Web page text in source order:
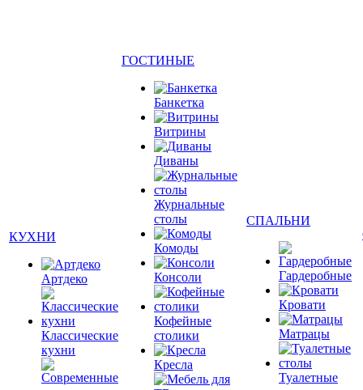
КУХНИ
Артдеко
Классические
кухни
ГОСТИНЫЕ
Банкетка
Витрины
Диваны
Журнальные
столы
Комоды
Консоли
Кофейные
столики
Кресла
СПАЛЬНИ
Гардеробные
Кровати
Матрацы
Туалетные